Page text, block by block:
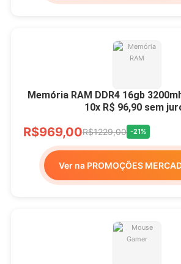
Memória RAM DDR4 16gb
10x R$ 96,90 sem
R$969,00R$1229,00 -21%
Ver na PROMOÇÕES